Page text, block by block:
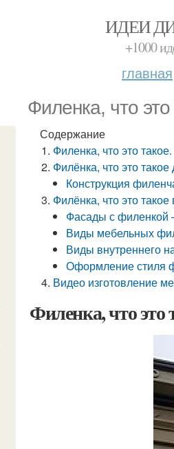
ИДЕИ
+1000
главная
Филенка, что
Содержание
Филенка, что это
Филёнка, что это
Конструкция
Филёнка, что это
Фасады с филенкой
Виды мебельных
Виды внутреннего
Оформление стиля
Видео изготовление
Филенка, что это